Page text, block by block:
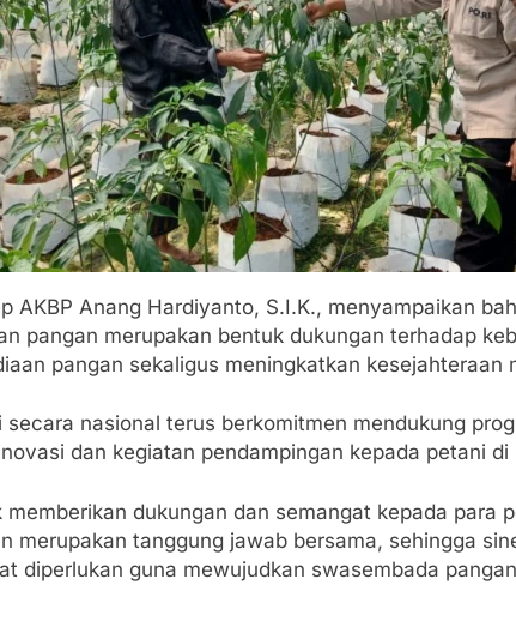
Agustus 3, 2026
Menjelajahi Potensi Alam dan
Agustus 3, 2026
Korban Tenggelam di Perairan
Agustus 3, 2026
Kapolresta Sumenep Sambut
Agustus 3, 2026
Bukti Transfer dan Janji Bertemu di Jalan
Mengemuka
Agustus 3, 2026
Sekdis Pendidikan Buka Rakor Dewan
Agustus 3, 2026
Gercap Camat Arjasa Langsung Turun
Agustus 3, 2026
Poktan Kadupugur Laksanakan Program
Petani
AKBP Anang Hardiyanto, S.I.K., menyampaikan
pangan merupakan bentuk dukungan terhadap
pangan sekaligus meningkatkan kesejahteraan
secara nasional terus berkomitmen mendukung
dan kegiatan pendampingan kepada petani di
memberikan dukungan dan semangat kepada para
merupakan tanggung jawab bersama, sehingga
diperlukan guna mewujudkan swasembada